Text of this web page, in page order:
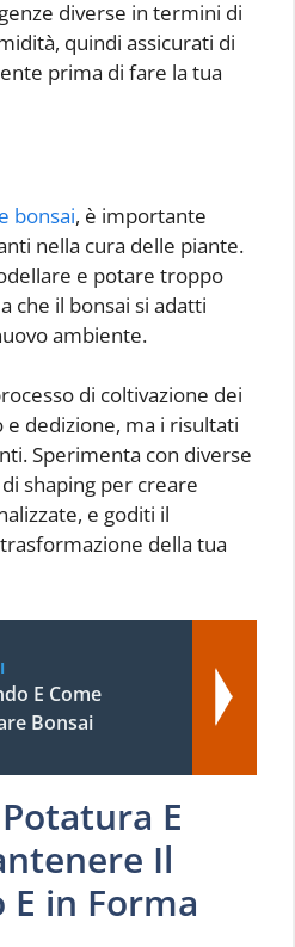
diverse in termini di
quindi assicurati di
prima di fare la tua
bonsai, è importante
nella cura delle piante.
e potare troppo
che il bonsai si adatti
ambiente.
di coltivazione dei
dedizione, ma i risultati
Sperimenta con diverse
shaping per creare
e goditi il
della tua
E Come
Bonsai
E
Il
E in Forma